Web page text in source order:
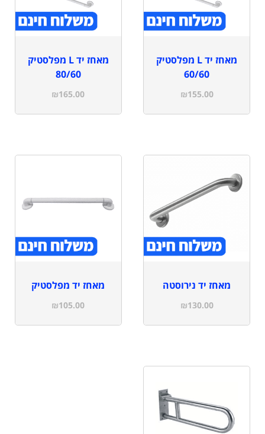
מאחז יד L מפלסטיק
60/60
₪155.00
מאחז יד L מפלסטיק
80/60
₪165.00
מאחז יד נירוסטה
₪130.00
מאחז יד מפלסטיק
₪105.00